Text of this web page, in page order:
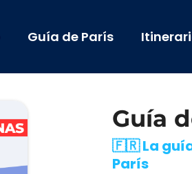
Guía de París
Guía
🇫🇷 La
París